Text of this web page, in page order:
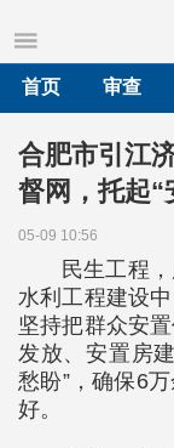
首页
审查
合肥市引江
督网，托起“
05-09 10:56
民生工程
水利工程建设
坚持把群众安
发放、安置房
愁盼”，确保6
好。